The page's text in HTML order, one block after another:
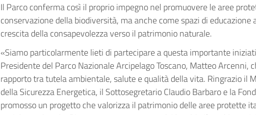
Il Parco conferma così il proprio impegno nel promuovere le aree
conservazione della biodiversità, ma anche come spazi di
crescita della consapevolezza verso il patrimonio naturale.
«Siamo particolarmente lieti di partecipare a questa importante
Presidente del Parco Nazionale Arcipelago Toscano, Matteo Arcenni,
rapporto tra tutela ambientale, salute e qualità della vita. Ringrazio il
della Sicurezza Energetica, il Sottosegretario Claudio Barbaro e la
promosso un progetto che valorizza il patrimonio delle aree protette